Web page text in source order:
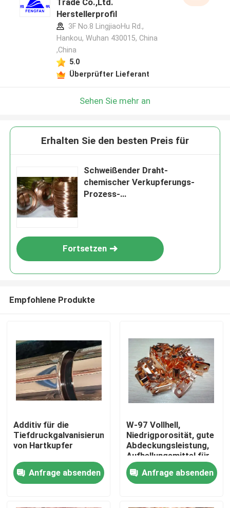
Zu Hause
Produkte
Videos
Trade Co.,Ltd.
Herstellerprofil
3F No.8 LingjiaoHu Rd.,
Hankou, Wuhan 430015, China
,China
5.0
Überprüfter Lieferant
Sehen Sie mehr an
Erhalten Sie den besten Preis für
Schweißender Draht-
chemischer Verkupferungs-
Prozess-
Fortsetzen
Empfohlene Produkte
Additiv für die
Tiefdruckgalvanisierung
von Hartkupfer
Anfrage absenden
W-97 Vollhell,
Niedrigporosität, gute
Abdeckungsleistung,
Aufhellungsmittel für
Kupferplattierung mit
Cyanid, chemisches
Hilfsmittel
Anfrage absenden